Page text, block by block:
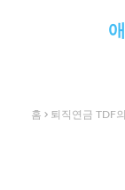
홈 퇴직연금 TDF